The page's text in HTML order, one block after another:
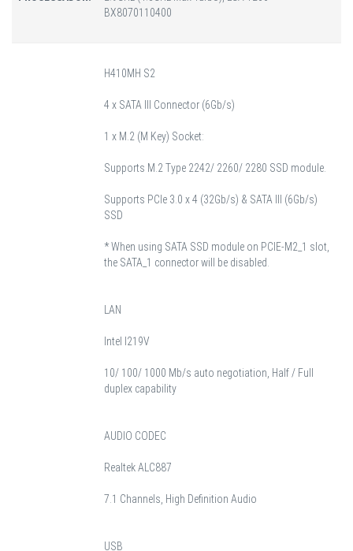
BX8070110400
H410MH S2
4 x SATA III Connector (6Gb/s)
1 x M.2 (M Key) Socket:
Supports M.2 Type 2242/ 2260/ 2280 SSD module.
Supports PCIe 3.0 x 4 (32Gb/s) & SATA III (6Gb/s)
SSD
* When using SATA SSD module on PCIE-M2_1 slot,
the SATA_1 connector will be disabled.
LAN
Intel I219V
10/ 100/ 1000 Mb/s auto negotiation, Half / Full
duplex capability
AUDIO CODEC
Realtek ALC887
7.1 Channels, High Definition Audio
USB